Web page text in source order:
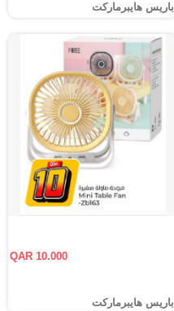
باريس هايبرماركت
QAR 10.000
باريس هايبرماركت